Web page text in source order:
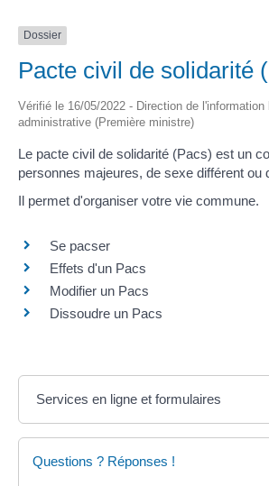
Dossier
Pacte civil de solidarité
Vérifié le 16/05/2022 - Direction de l'information
administrative (Première ministre)
Le pacte civil de solidarité (Pacs) est un
personnes majeures, de sexe différent ou
Il permet d'organiser votre vie commune.
Se pacser
Effets d'un Pacs
Modifier un Pacs
Dissoudre un Pacs
Services en ligne et formulaires
Questions ? Réponses !